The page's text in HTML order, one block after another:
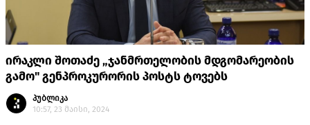
ირაკლი შოთაძე „ჯანმრთელობის მდგომარეობის
გამო" გენპროკურორის პოსტს ტოვებს
პუბლიკა
10:57, 23 მაისი, 2024